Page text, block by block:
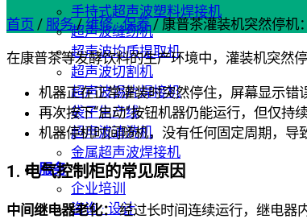
手持式超声波塑料焊接机
超声波缝纫机
超声波均质提取机
超声波切割机
超声波锡片焊接机
袋子生产线
超声波清洗机
金属超声波焊接机
服务
企业培训
咨询 · 设计
首页 / 服务 / 维修 · 保养 / 康普茶灌装机突然停机
在康普茶等发酵饮料的生产环境中，灌装机突然
机器正在正常灌装时突然停住，屏幕显示错
再次按下“启动”按钮机器仍能运行，但仅持
机器停机时间随机，没有任何固定周期，导
1. 电气控制柜的常见原因
中间继电器老化：经过长时间连续运行，继电器